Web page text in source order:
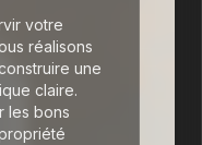
votre
réalisons
une
claire.
les bons